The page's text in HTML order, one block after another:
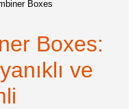
Boxes:
ve